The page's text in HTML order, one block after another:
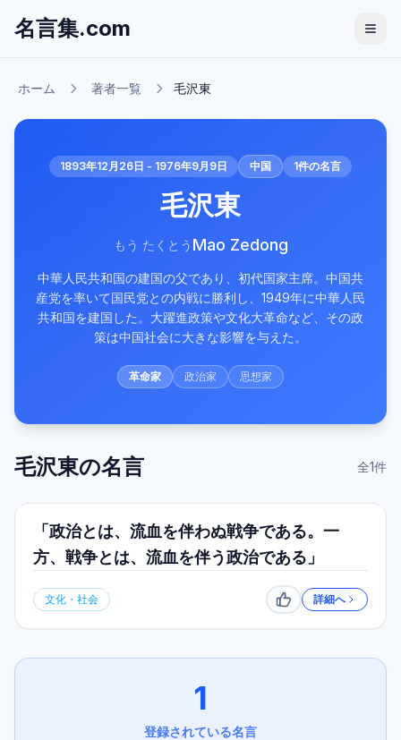
名言集.com
ホーム 著者一覧 毛沢東
1893年12月26日 - 1976年9月9日 中国 1件の名言
毛沢東
もう たくとう Mao Zedong
中華人民共和国の建国の父であり、初代国家主席。中国共
産党を率いて国民党との内戦に勝利し、1949年に中華人民
共和国を建国した。大躍進政策や文化大革命など、その政
策は中国社会に大きな影響を与えた。
革命家 政治家 思想家
毛沢東の名言 全1件
「政治とは、流血を伴わぬ戦争である。一
方、戦争とは、流血を伴う政治である」
文化・社会 いいね詳細へ
1
登録されている名言